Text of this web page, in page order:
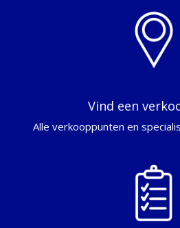
Vind een
Alle verkooppunten en